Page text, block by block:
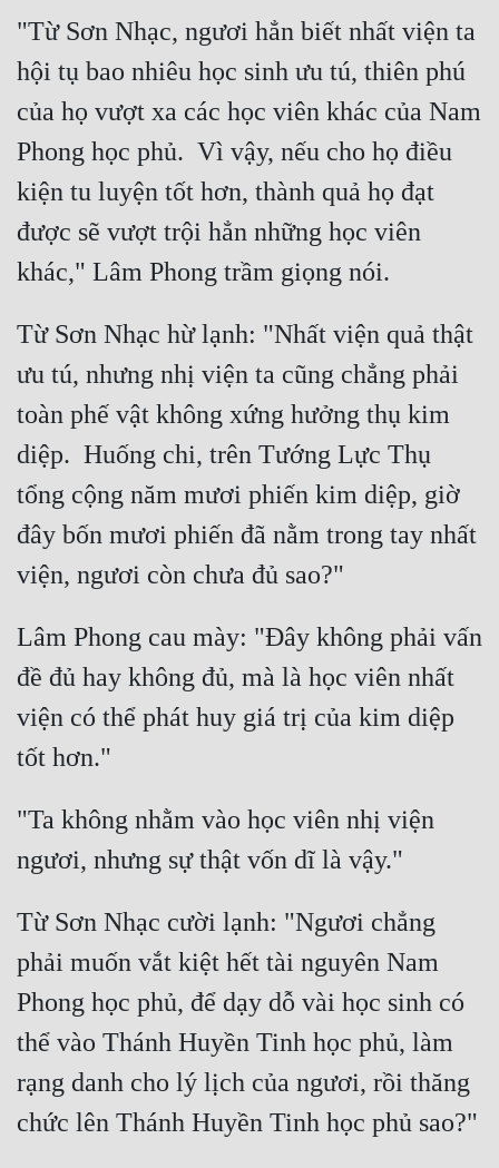
Cung Đấu
Cạnh Kỹ
Cổ Tiên Hiệp
Cổ Đại
Du Hí
Dã Sử
Dị Năng
Gia Đấu
Góc Nhìn Nam
Góc Nhìn Nữ
Huyền Huyễn
Huyền Nghi
Hài Hước
Hệ Thống
Học Đường
Khoa Huyễn Không Gian
Kinh Dị
Kiếm Hiệp
Kỳ Huyễn
Kỳ Ảo
Linh Dị
Làm Giàu
Lịch Sử
"Từ Sơn Nhạc, ngươi hẳn biết nhất viện ta
hội tụ bao nhiêu học sinh ưu tú, thiên phú
của họ vượt xa các học viên khác của Nam
Phong học phủ.  Vì vậy, nếu cho họ điều
kiện tu luyện tốt hơn, thành quả họ đạt
được sẽ vượt trội hẳn những học viên
Từ Sơn Nhạc hừ lạnh: "Nhất viện quả thật
ưu tú, nhưng nhị viện ta cũng chẳng phải
toàn phế vật không xứng hưởng thụ kim
diệp.  Huống chi, trên Tướng Lực Thụ
tổng cộng năm mươi phiến kim diệp, giờ
đây bốn mươi phiến đã nằm trong tay nhất
Lâm Phong cau mày: "Đây không phải vấn
đề đủ hay không đủ, mà là học viên nhất
viện có thể phát huy giá trị của kim diệp
"Ta không nhằm vào học viên nhị viện
Từ Sơn Nhạc cười lạnh: "Ngươi chẳng
phải muốn vắt kiệt hết tài nguyên Nam
Phong học phủ, để dạy dỗ vài học sinh có
thể vào Thánh Huyền Tinh học phủ, làm
rạng danh cho lý lịch của ngươi, rồi thăng